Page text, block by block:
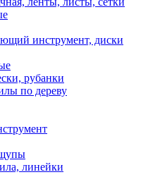
инструмент, диски
рубанки
по дереву
линейки